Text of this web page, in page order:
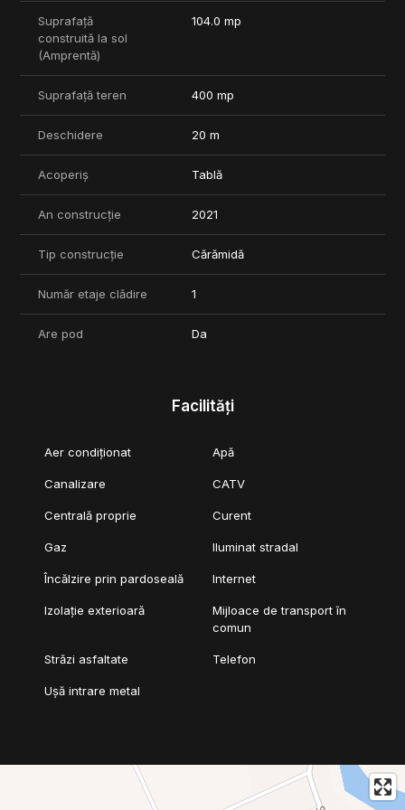
Suprafață
construită la sol
(Amprentă)
104.0 mp
Suprafață teren 400 mp
Deschidere 20 m
Acoperiș Tablă
An construcție 2021
Tip construcție Cărămidă
Număr etaje clădire 1
Are pod Da
Facilități
Aer condiționat Apă
Canalizare CATV
Centrală proprie Curent
Gaz Iluminat stradal
Încălzire prin pardoseală Internet
Izolație exterioară
Mijloace de transport în
comun
Străzi asfaltate Telefon
Ușă intrare metal